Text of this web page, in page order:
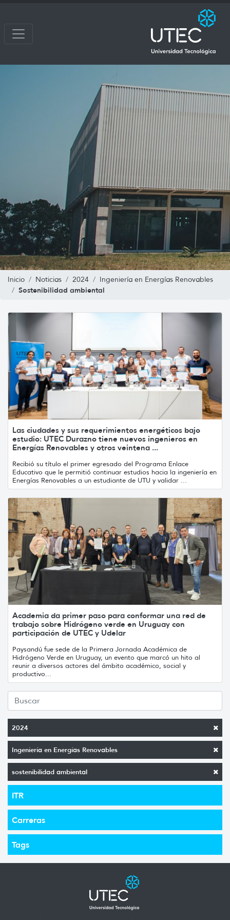
Inicio Noticias 2024 Ingeniería en Energías Renovables
Sostenibilidad ambiental
2024
Ingeniería en Energías Renovables
sostenibilidad ambiental
ITR
Carreras
Tags
Las ciudades y sus requerimientos energéticos bajo
estudio: UTEC Durazno tiene nuevos ingenieros en
Energías Renovables y otros veintena ...
Recibió su título el primer egresado del Programa Enlace
Educativo que le permitió continuar estudios hacia la ingeniería en
Energías Renovables a un estudiante de UTU y validar ...
Academia da primer paso para conformar una red de
trabajo sobre Hidrógeno verde en Uruguay con
participación de UTEC y Udelar
Paysandú fue sede de la Primera Jornada Académica de
Hidrógeno Verde en Uruguay, un evento que marcó un hito al
reunir a diversos actores del ámbito académico, social y
productivo...